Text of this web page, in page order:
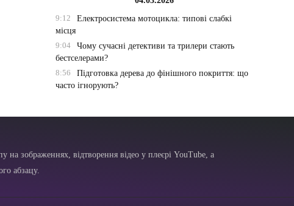
9:12
Електросистема мотоцикла: типові слабкі
місця
9:04
Чому сучасні детективи та трилери стають
бестселерами?
8:56
Підготовка дерева до фінішного покриття: що
часто ігнорують?
зображеннях, відтворення відео у плеєрі YouTube, а
абзацу.